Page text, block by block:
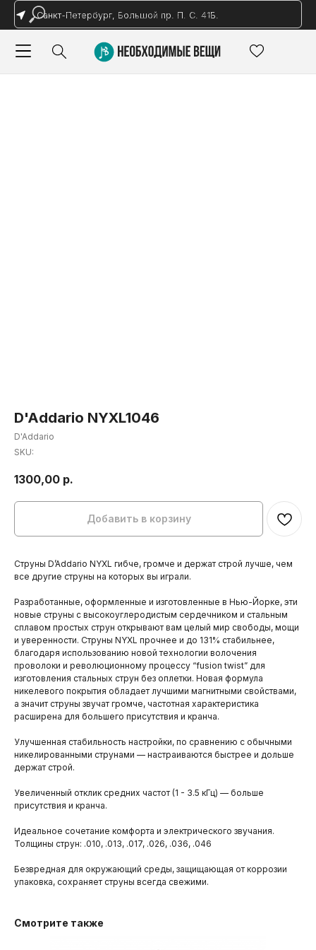
Санкт-Петербург, Большой пр. П. С. 41Б.
D'Addario NYXL1046
D'Addario
SKU:
1300,00 р.
Добавить в корзину
Струны D’Addario NYXL гибче, громче и держат строй лучше, чем
все другие струны на которых вы играли.
Разработанные, оформленные и изготовленные в Нью-Йорке, эти
новые струны с высокоуглеродистым сердечником и стальным
сплавом простых струн открывают вам целый мир свободы, мощи
и уверенности. Струны NYXL прочнее и до 131% стабильнее,
благодаря использованию новой технологии волочения
проволоки и революционному процессу “fusion twist” для
изготовления стальных струн без оплетки. Новая формула
никелевого покрытия обладает лучшими магнитными свойствами,
а значит струны звучат громче, частотная характеристика
расширена для большего присутствия и кранча.
Улучшенная стабильность настройки, по сравнению с обычными
никелированными струнами — настраиваются быстрее и дольше
держат строй.
Увеличенный отклик средних частот (1 - 3.5 кГц) — больше
присутствия и кранча.
Идеальное сочетание комфорта и электрического звучания.
Толщины струн: .010, .013, .017, .026, .036, .046
Безвредная для окружающий среды, защищающая от коррозии
упаковка, сохраняет струны всегда свежими.
Смотрите также